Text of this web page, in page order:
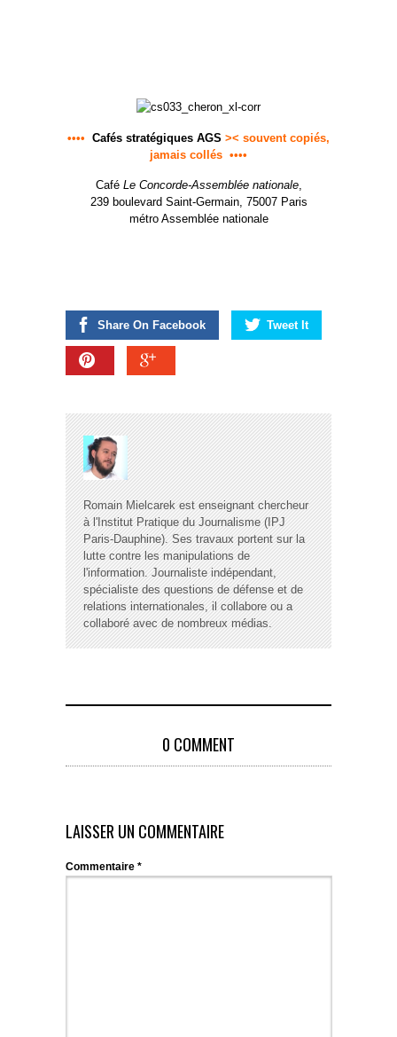
•••• Cafés stratégiques AGS >< souvent copiés,
jamais collés ••••
CaféLe Concorde-Assemblée nationale,
239 boulevard Saint-Germain, 75007 Paris
métro Assemblée nationale
Share On Facebook Tweet It
Romain Mielcarek est enseignant chercheur
à l'Institut Pratique du Journalisme (IPJ
Paris-Dauphine). Ses travaux portent sur la
lutte contre les manipulations de
l'information. Journaliste indépendant,
spécialiste des questions de défense et de
relations internationales, il collabore ou a
collaboré avec de nombreux médias.
0 COMMENT
LAISSER UN COMMENTAIRE
Commentaire *